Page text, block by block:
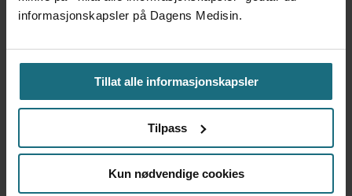
informasjonskapsler på Dagens Medisin.
Tillat alle informasjonskapsler
Tilpass
Kun nødvendige cookies